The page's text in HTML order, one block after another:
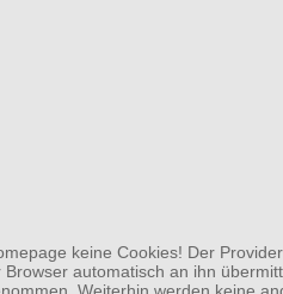
keine Cookies! Der
automatisch an ihn
Weiterhin werden keine